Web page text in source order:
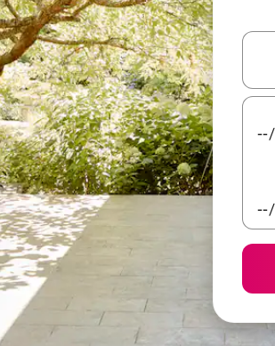
أو استكشف عن طريق اللمس أو السحب.